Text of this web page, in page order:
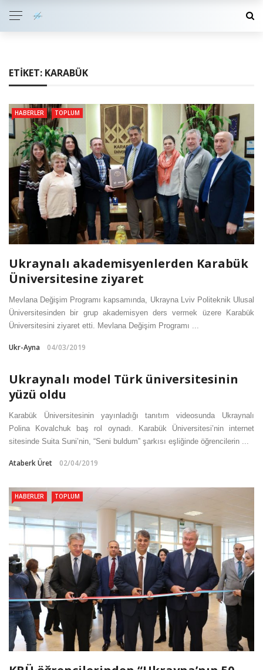
ETIKET: KARABÜK
HABERLER TOPLUM
Ukraynalı akademisyenlerden Karabük
Üniversitesine ziyaret
Mevlana Değişim Programı kapsamında, Ukrayna Lviv Politeknik Ulusal
Üniversitesinden bir grup akademisyen ders vermek üzere Karabük
Üniversitesini ziyaret etti. Mevlana Değişim Programı ...
Ukr-Ayna 04/03/2019
Ukraynalı model Türk üniversitesinin
yüzü oldu
Karabük Üniversitesinin yayınladığı tanıtım videosunda Ukraynalı
Polina Kovalchuk baş rol oynadı. Karabük Üniversitesi’nin internet
sitesinde Suita Suni’nin, “Seni buldum” şarkısı eşliğinde öğrencilerin ...
Ataberk Üret 02/04/2019
HABERLER TOPLUM